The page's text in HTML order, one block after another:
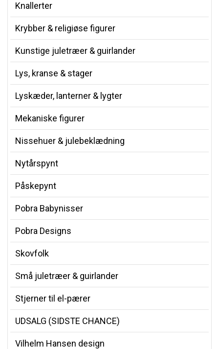
Knallerter
Krybber & religiøse figurer
Kunstige juletræer & guirlander
Lys, kranse & stager
Lyskæder, lanterner & lygter
Mekaniske figurer
Nissehuer & julebeklædning
Nytårspynt
Påskepynt
Pobra Babynisser
Pobra Designs
Skovfolk
Små juletræer & guirlander
Stjerner til el-pærer
UDSALG (SIDSTE CHANCE)
Vilhelm Hansen design